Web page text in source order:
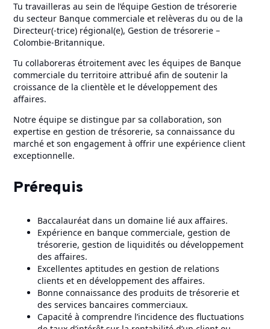
Tu travailleras au sein de l’équipe Gestion de trésorerie
du secteur Banque commerciale et relèveras du ou de la
Directeur(-trice) régional(e), Gestion de trésorerie –
Colombie-Britannique.
Tu collaboreras étroitement avec les équipes de Banque
commerciale du territoire attribué afin de soutenir la
croissance de la clientèle et le développement des
affaires.
Notre équipe se distingue par sa collaboration, son
expertise en gestion de trésorerie, sa connaissance du
marché et son engagement à offrir une expérience client
exceptionnelle.
Prérequis
Baccalauréat dans un domaine lié aux affaires.
Expérience en banque commerciale, gestion de
trésorerie, gestion de liquidités ou développement
des affaires.
Excellentes aptitudes en gestion de relations
clients et en développement des affaires.
Bonne connaissance des produits de trésorerie et
des services bancaires commerciaux.
Capacité à comprendre l’incidence des fluctuations